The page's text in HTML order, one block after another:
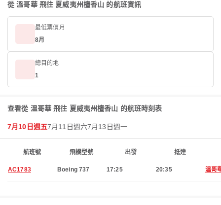
從 溫哥華 飛往 夏威夷州檀香山 的航班資訊
最低票價月
8月
總目的地
1
查看從 溫哥華 飛往 夏威夷州檀香山 的航班時刻表
7月10日週五7月11日週六7月13日週一
航班號 飛機型號 出發 抵達
AC1783 Boeing 737 17:25 20:35 溫哥